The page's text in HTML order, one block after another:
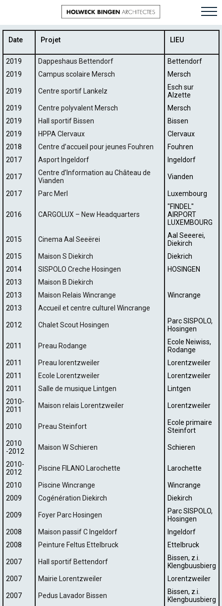
Date Projet LIEU
2019 Dappeshaus Bettendorf
Bettendorf
2019
Campus scolaire Mersch Mersch
2019 Centre sportif Lankelz
Esch sur
Alzette
2019
Centre polyvalent Mersch
Mersch
2019
Hall sportif Bissen
Bissen
2019
HPPA Clervaux
Clervaux
2018
Centre d’accueil pour jeunes Fouhren
Fouhren
2017
Asport Ingeldorf Ingeldorf
2017
Centre d’Information au Château de
Vianden
Vianden
2017 Parc Merl Luxembourg
2016 CARGOLUX – New Headquarters
"FINDEL"
AIRPORT
LUXEMBOURG
2015 Cinema Aal Seeërei
Aal Seeerei,
Diekirch
2015
Maison S Diekirch
Diekrich
2014
SISPOLO Creche Hosingen
HOSINGEN
2013
Maison B Diekirch
2013
Maison Relais Wincrange
Wincrange
2013
Accueil et centre culturel Wincrange
2012 Chalet Scout Hosingen
Parc SISPOLO,
Hosingen
2011 Preau Rodange
Ecole Neiwiss,
Rodange
2011
Preau lorentzweiler
Lorentzweiler
2011
Ecole Lorentzweiler
Lorentzweiler
2011
Salle de musique Lintgen
Lintgen
2010-
2011
Maison relais Lorentzweiler Lorentzweiler
2010 Preau Steinfort
Ecole primaire
Steinfort
2010
-2012
Maison W Schieren Schieren
2010-
2012
Piscine FILANO Larochette Larochette
2010 Piscine Wincrange
Wincrange
2009
Cogénération Diekirch Diekirch
2009 Foyer Parc Hosingen
Parc SISPOLO,
Hosingen
2008
Maison passif C Ingeldorf
Ingeldorf
2008
Peinture Feltus Ettelbruck Ettelbruck
2007 Hall sportif Bettendorf
Bissen, z.i.
Klengbuusbierg
2007
Mairie Lorentzweiler Lorentzweiler
2007 Pedus Lavador Bissen
Bissen, z.i.
Klengbuusbierg